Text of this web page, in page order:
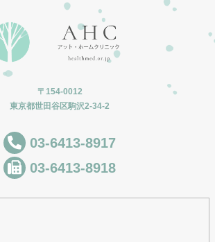
〒154-0012
東京都世田谷区駒沢2-34-2
03-6413-8917
03-6413-8918